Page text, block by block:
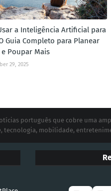
a Inteligência Artificial para
Guia Completo para Planear
Poupar Mais
29, 2025
português que cobre uma
tecnologia, mobilidade,